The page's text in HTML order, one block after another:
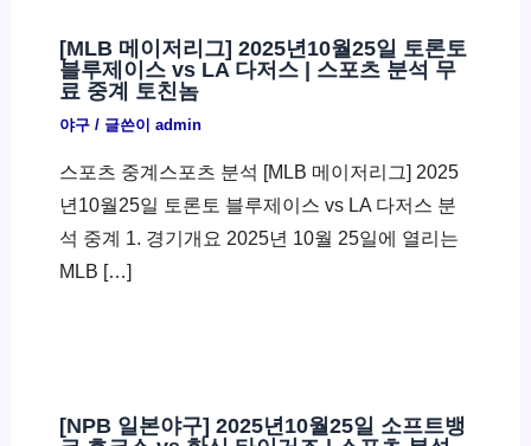
[MLB 메이저리그] 2025년10월25일 토론토
블루제이스 vs LA 다저스 | 스포츠 분석 무
료 중계 토친놈
야구/ 글쓴이 admin
스포츠 중계스포츠 분석 [MLB 메이저리그] 2025
년10월25일 토론토 블루제이스 vs LA 다저스 분
석 중계 1. 경기개요 2025년 10월 25일에 열리는
MLB […]
[NPB 일본야구] 2025년10월25일 소프트뱅